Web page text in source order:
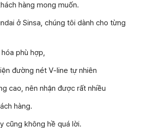
hàng mong muốn.
ở Sinsa, chúng tôi dành cho từng
phù hợp,
đường nét V-line tự nhiên
cao, nên nhận được rất nhiều
hàng.
cũng không hề quá lời.